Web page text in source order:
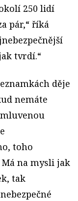
250 lidí
pár,“ říká
tvrdí.“
děje
nemáte
toho
na mysli jak
tak